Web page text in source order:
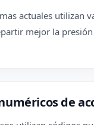
actuales utilizan
mejor la
de